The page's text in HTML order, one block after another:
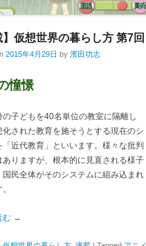
】仮想世界の暮らし方 第7回
2015年4月29日 by 濱田功志
憧憬
の子どもを40名単位の教室に隔離し
化された教育を施そうとする現在のシ
「近代教育」といいます。様々な批判
ありますが、根本的に見直される様子
国民全体がそのシステムに組み込まれ
む →